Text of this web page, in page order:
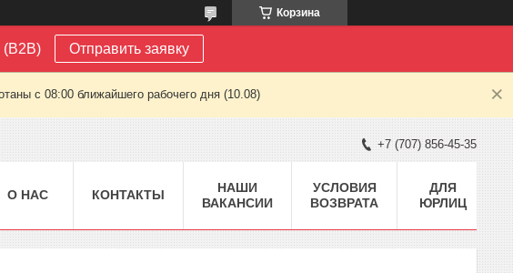
Корзина
Отправить заявку
с 08:00 ближайшего рабочего дня (10.08)
+7 (707) 856-45-35
О НАС КОНТАКТЫ
НАШИ
ВАКАНСИИ
УСЛОВИЯ
ВОЗВРАТА
ДЛЯ
ЮРЛИЦ